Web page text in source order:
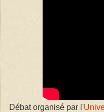
Débat organisé par l'